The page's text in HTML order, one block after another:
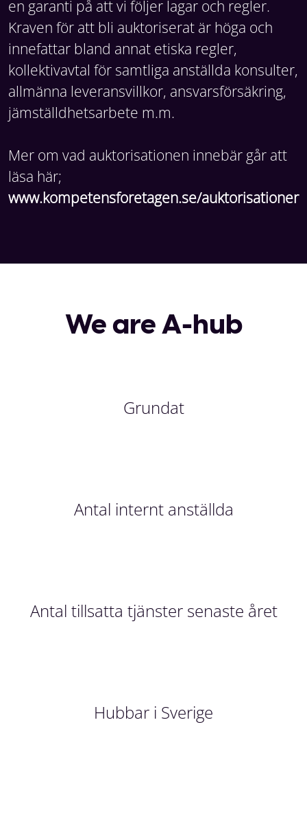
en garanti på att vi följer lagar och regler.
Kraven för att bli auktoriserat är höga och
innefattar bland annat etiska regler,
kollektivavtal för samtliga anställda konsulter,
allmänna leveransvillkor, ansvarsförsäkring,
jämställdhetsarbete m.m.
Mer om vad auktorisationen innebär går att
läsa här;
www.kompetensforetagen.se/auktorisationer
We are A-hub
Grundat
Antal internt anställda
Antal tillsatta tjänster senaste året
Hubbar i Sverige